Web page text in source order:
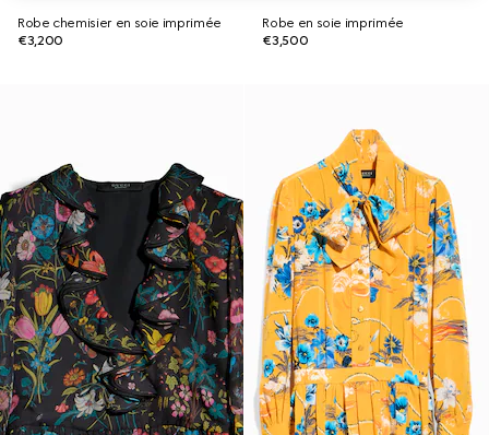
Robe chemisier en soie imprimée
€3,200
Robe en soie imprimée
€3,500